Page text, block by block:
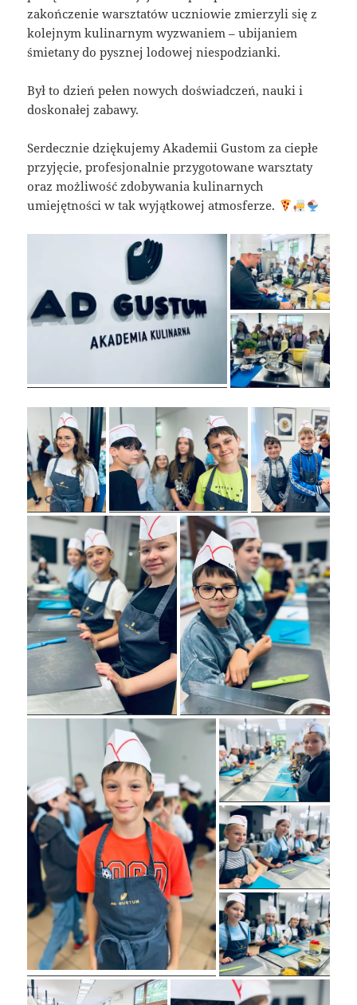
zakończenie warsztatów uczniowie zmierzyli się z
kolejnym kulinarnym wyzwaniem – ubijaniem
śmietany do pysznej lodowej niespodzianki.
Był to dzień pełen nowych doświadczeń, nauki i
doskonałej zabawy.
Serdecznie dziękujemy Akademii Gustom za ciepłe
przyjęcie, profesjonalnie przygotowane warsztaty
oraz możliwość zdobywania kulinarnych
umiejętności w tak wyjątkowej atmosferze.